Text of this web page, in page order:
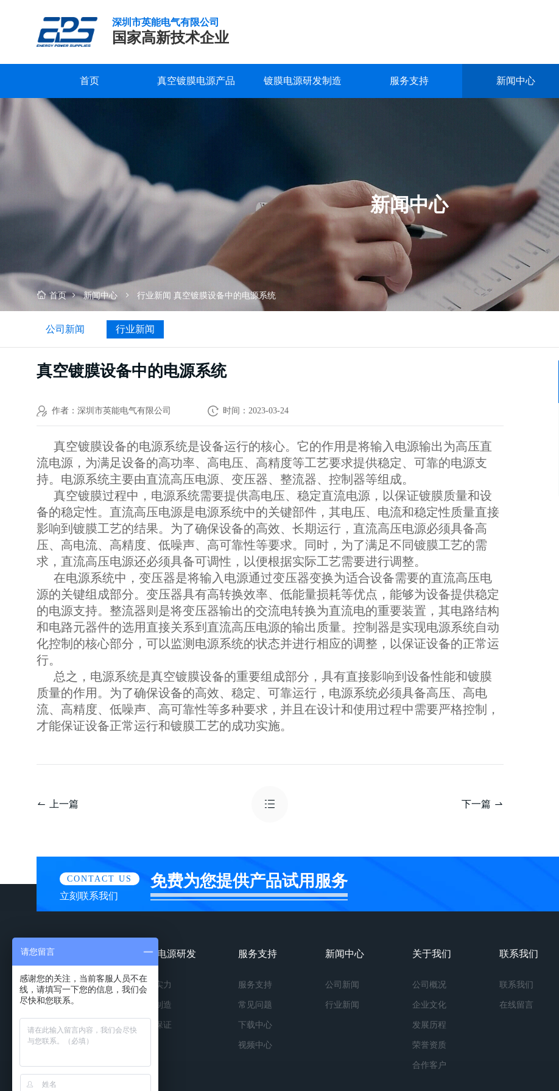
深圳市英能电气有限公司
国家高新技术企业
首页 真空镀膜电源产品 镀膜电源研发制造
研发实力
品质保证
深圳市英能电气有限公司创立于2015年，是一家集真空镀膜电源的研发、
了解更多
服务支持
服务支持
下载中心
深圳市英能电气有限公司创立于2015年，是一家集真空镀膜电源的研发、
了解更多
新闻中心
公司新闻
深圳市英能电气有限公司创立于2015年，是一家集真空镀膜电源的研发、
了解更多
公司概况
发展历程
深圳市英能电气有限公司创立于2015年，是一家集真空镀膜电源的研发、
了解更多
联系我们
深圳市英能电气有限公司创立于2015年，是一家集真空镀膜电源的研发、
了解更多
镀
膜
新闻中心
首页 新闻中心 行业新闻 真空镀膜设备中的电源系统
公司新闻 行业新闻
真空镀膜设备中的电源系统
作者：深圳市英能电气有限公司 时间：2023-03-24
真空镀膜设备的电源系统是设备运行的核心。它的作用是将输入电源输出为高压直
流电源，为满足设备的高功率、高电压、高精度等工艺要求提供稳定、可靠的电源支
持。电源系统主要由直流高压电源、变压器、整流器、控制器等组成。
真空镀膜过程中，电源系统需要提供高电压、稳定直流电源，以保证镀膜质量和设
备的稳定性。直流高压电源是电源系统中的关键部件，其电压、电流和稳定性质量直接
影响到镀膜工艺的结果。为了确保设备的高效、长期运行，直流高压电源必须具备高
压、高电流、高精度、低噪声、高可靠性等要求。同时，为了满足不同镀膜工艺的需
求，直流高压电源还必须具备可调性，以便根据实际工艺需要进行调整。
在电源系统中，变压器是将输入电源通过变压器变换为适合设备需要的直流高压电
源的关键组成部分。变压器具有高转换效率、低能量损耗等优点，能够为设备提供稳定
的电源支持。整流器则是将变压器输出的交流电转换为直流电的重要装置，其电路结构
和电路元器件的选用直接关系到直流高压电源的输出质量。控制器是实现电源系统自动
化控制的核心部分，可以监测电源系统的状态并进行相应的调整，以保证设备的正常运
行。
总之，电源系统是真空镀膜设备的重要组成部分，具有直接影响到设备性能和镀膜
质量的作用。为了确保设备的高效、稳定、可靠运行，电源系统必须具备高压、高电
流、高精度、低噪声、高可靠性等多种要求，并且在设计和使用过程中需要严格控制，
才能保证设备正常运行和镀膜工艺的成功实施。
上一篇 下一篇
CONTACT US
立刻联系我们
免费为您提供产品试用服务
镀膜电源产品
按种类
按功率
按应用
镀膜电源研发
研发实力
精工制造
品质保证
服务支持
服务支持
常见问题
下载中心
视频中心
新闻中心
公司新闻
行业新闻
关于我们
公司概况
企业文化
发展历程
荣誉资质
合作客户
联系我们
联系我们
在线留言
请您留言
感谢您的关注，当前客服人员不在
线，请填写一下您的信息，我们会
尽快和您联系。